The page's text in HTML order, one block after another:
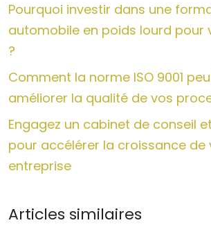
Pourquoi investir dans une
automobile en poids lourd pour
?
Comment la norme ISO 9001
améliorer la qualité de vos
Engagez un cabinet de conseil
pour accélérer la croissance de
entreprise
Articles similaires